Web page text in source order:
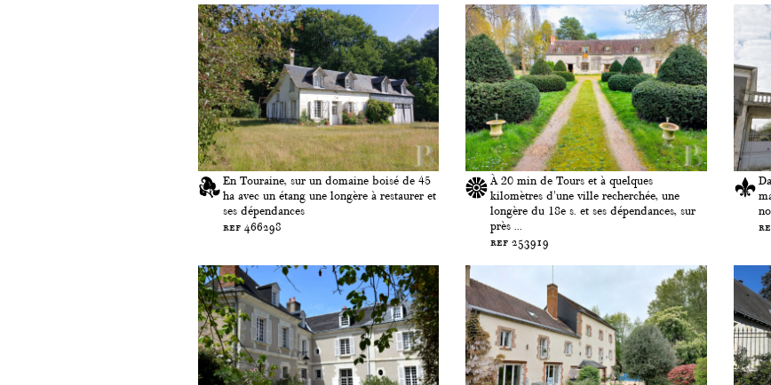
En Touraine, sur un domaine boisé de 45
ha avec un étang une longère à restaurer et
ses dépendances
ref 466298
À 20 min de Tours et à quelques
kilomètres d'une ville recherchée, une
longère du 18e s. et ses dépendances, sur
près ...
ref 253919